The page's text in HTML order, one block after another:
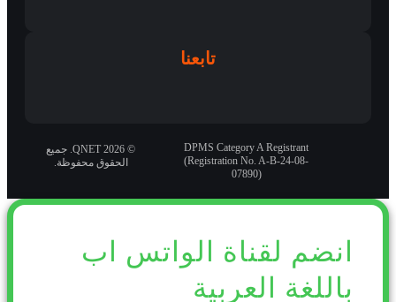
تابعنا
© 2026 QNET. جميع
الحقوق محفوظة.
DPMS Category A Registrant
(Registration No. A-B-24-08-
07890)
انضم لقناة الواتس اب
باللغة العربية